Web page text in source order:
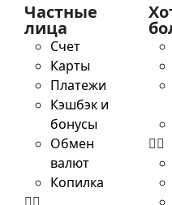
Частные
лица
Счет
Карты
Платежи
Кэшбэк и
бонусы
Обмен
валют
Копилка
ситуацию, что
денег,
инвойсинга